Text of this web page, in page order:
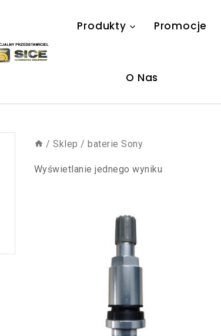
Produkty Promocje
O Nas
/ Sklep / baterie Sony
Wyświetlanie jednego wyniku